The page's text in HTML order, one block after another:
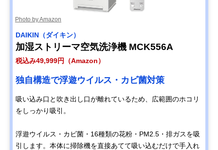
Photo by Amazon
DAIKIN（ダイキン）
加湿ストリーマ空気洗浄機 MCK556A
税込み49,999円（Amazon）
独自構造で浮遊ウイルス・カビ菌対策
吸い込み口と吹き出し口が離れているため、広範囲のホコリ
をしっかり吸引。
浮遊ウイルス・カビ菌・16種類の花粉・PM2.5・排ガスを吸
引します。本体に掃除機を直接あてて吸い込むだけで手入れ